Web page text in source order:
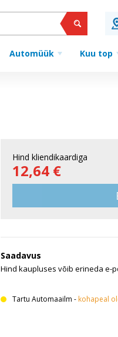
Automüük Kuu top
Hind kliendikaardiga
12,64 €
Saadavus
Hind kaupluses võib erineda e-
Tartu Automaailm - kohapeal